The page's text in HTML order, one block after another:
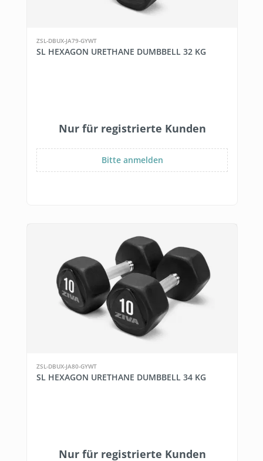
ZSL-DBUX-JA79-GYWT
SL HEXAGON URETHANE DUMBBELL 32 KG
Nur für registrierte Kunden
Bitte anmelden
ZSL-DBUX-JA80-GYWT
SL HEXAGON URETHANE DUMBBELL 34 KG
Nur für registrierte Kunden